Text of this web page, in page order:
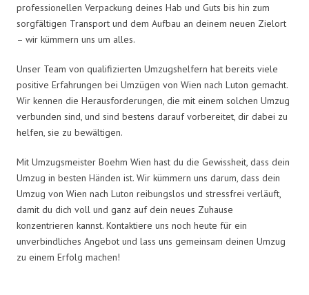
professionellen Verpackung deines Hab und Guts bis hin zum
sorgfältigen Transport und dem Aufbau an deinem neuen Zielort
– wir kümmern uns um alles.
Unser Team von qualifizierten Umzugshelfern hat bereits viele
positive Erfahrungen bei Umzügen von Wien nach Luton gemacht.
Wir kennen die Herausforderungen, die mit einem solchen Umzug
verbunden sind, und sind bestens darauf vorbereitet, dir dabei zu
helfen, sie zu bewältigen.
Mit Umzugsmeister Boehm Wien hast du die Gewissheit, dass dein
Umzug in besten Händen ist. Wir kümmern uns darum, dass dein
Umzug von Wien nach Luton reibungslos und stressfrei verläuft,
damit du dich voll und ganz auf dein neues Zuhause
konzentrieren kannst. Kontaktiere uns noch heute für ein
unverbindliches Angebot und lass uns gemeinsam deinen Umzug
zu einem Erfolg machen!